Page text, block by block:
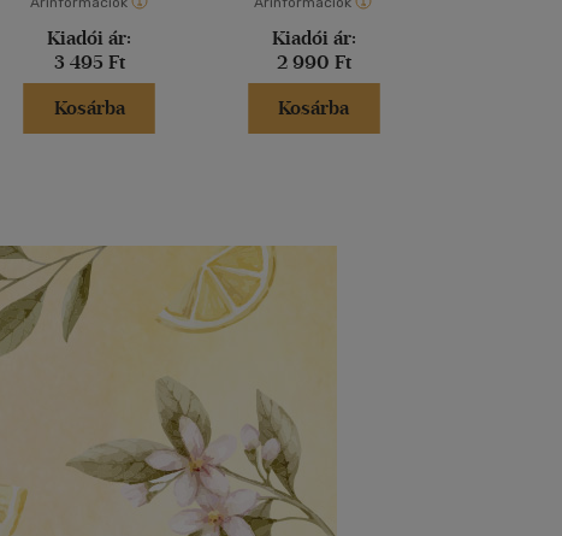
Kiadói ár:
3 495 Ft
Kosárba
Kiadói ár:
2 990 Ft
Kosárba